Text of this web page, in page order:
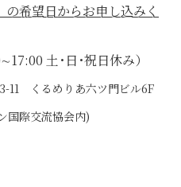
希望日からお申し込みく
土･日･祝日休み）
11 くるめりあ六ツ門ビル6F
国際交流協会内)